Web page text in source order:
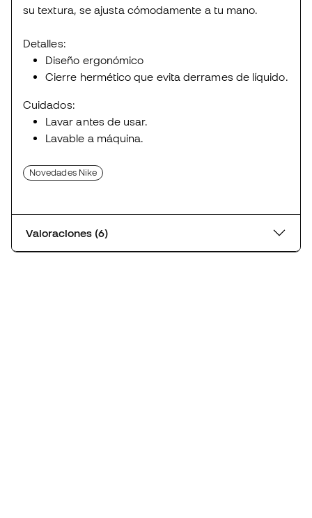
su textura, se ajusta cómodamente a tu mano.
Detalles:
Diseño ergonómico
Cierre hermético que evita derrames de líquido.
Cuidados:
Lavar antes de usar.
Lavable a máquina.
Novedades Nike
Valoraciones (6)